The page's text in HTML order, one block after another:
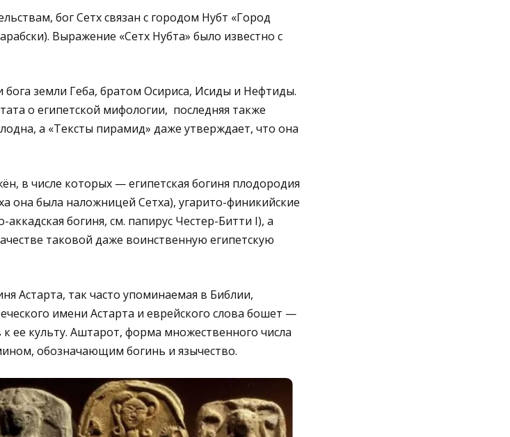
бог Сетх связан с городом Нубт «Город
Выражение «Сетх Нубта» было известно с
земли Геба, братом Осириса, Исиды и Нефтиды.
о египетской мифологии, последняя также
а «Тексты пирамид» даже утверждает, что она
в числе которых — египетская богиня плодородия
она была наложницей Сетха), угарито-финикийские
богиня, см. папирус Честер-Битти I), а
таковой даже воинственную египетскую
Астарта, так часто упоминаемая в Библии,
имени Астарта и еврейского слова бошет —
ее культу. Аштарот, форма множественного числа
обозначающим богинь и язычество.